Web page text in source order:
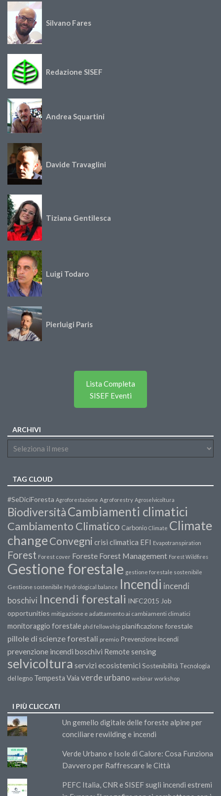
Silvano Fares
Redazione SISEF
Andrea Squartini
Davide Travaglini
Tiziana Gentilesca
Luigi Todaro
Pierluigi Paris
Lista Completa
SISEF Eventi
ARCHIVI
TAG CLOUD
#SeDiciForesta Agroforestazione Agroforestry Agroselvicoltura
BiodiversitàCambiamenti climatici
Cambiamento Climatico Carbonio Climate Climate
changeConvegni crisi climatica EFI Evapotranspiration
Forest Forest cover Foreste Forest Management Forest Wildfires
Gestione forestale gestione forestale sostenibile
Gestione sostenibile Hydrological balance Incendi incendi
boschivi Incendi forestali INFC2015 Job
opportunities mitigazione e adattamento ai cambiamenti climatici
monitoraggio forestale phd fellowship pianificazione forestale
pillole di scienze forestali premio Prevenzione incendi
prevenzione incendi boschivi Remote sensing
selvicoltura servizi ecosistemici Sostenibilità Tecnologia
del legno Tempesta Vaia verde urbano webinar workshop
I PIÙ CLICCATI
Un gemello digitale delle foreste alpine per
conciliare rewilding e incendi
Verde Urbano e Isole di Calore: Cosa Funziona
Davvero per Raffrescare le Città
PEFC Italia, CNR e SISEF sugli incendi estremi